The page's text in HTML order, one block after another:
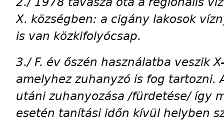
X. községben: a cigány lakosok
is van közkifolyócsap.
3./ F. év őszén használatba veszik
amelyhez zuhanyzó is fog tartozni.
utáni zuhanyozása /fürdetése/ így
esetén tanítási időn kívül helyben